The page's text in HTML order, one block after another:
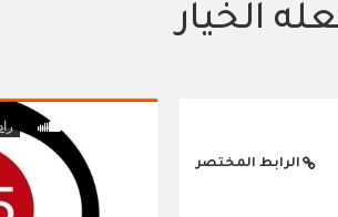
5 أسباب تجعله الخيار
الرابط المختصر